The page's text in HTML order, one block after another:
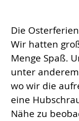
Die
Wir hatten
Menge Spaß.
unter
wo wir die
eine
Nähe zu